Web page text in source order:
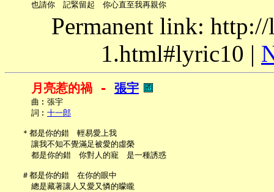
Permanent link:
1.html#lyric10 |
月亮惹的禍 - 張宇
     曲︰張宇
     詞︰
十一郎
   ＊都是你的錯　輕易愛上我
     讓我不知不覺滿足被愛的虛榮
     都是你的錯　你對人的寵　是一種誘惑
   ＃都是你的錯　在你的眼中
     總是藏著讓人又愛又憐的矇矓